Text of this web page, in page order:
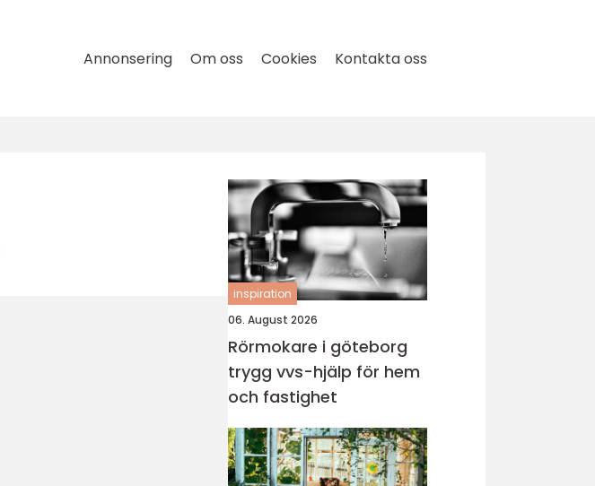
Annonsering Om oss Cookies Kontakta oss
inspiration
06. August 2026
Rörmokare i göteborg
trygg vvs-hjälp för hem
och fastighet